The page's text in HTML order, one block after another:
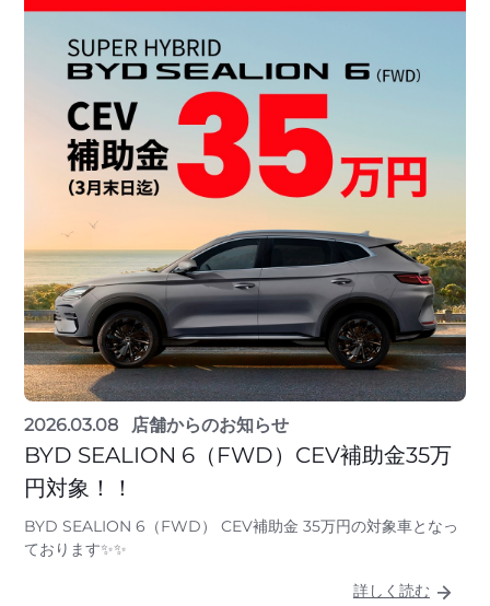
2026.03.08 店舗からのお知らせ
BYD SEALION 6（FWD）CEV補助金35万
円対象！！
BYD SEALION 6（FWD） CEV補助金 35万円の対象車となっ
ております✨✨
詳しく読む